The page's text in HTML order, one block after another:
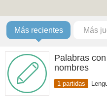
Más recientes Más
Palabras
nombres
1 partidas